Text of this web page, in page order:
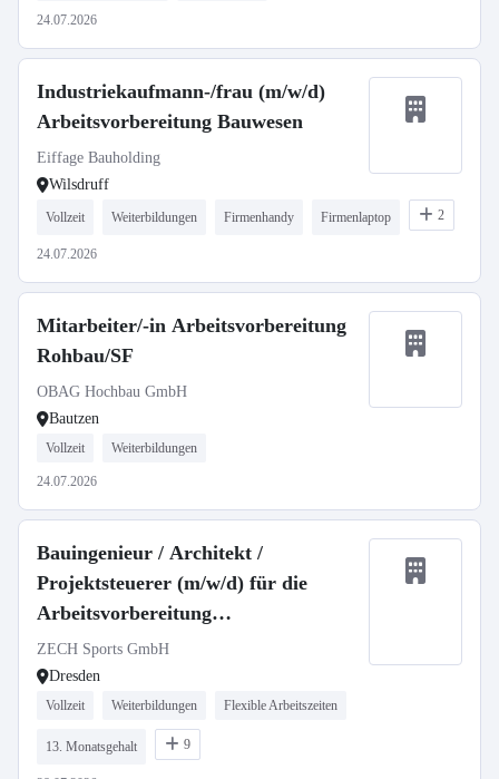
24.07.2026
Industriekaufmann-/frau (m/w/d)
Arbeitsvorbereitung Bauwesen
Eiffage Bauholding
Wilsdruff
Vollzeit Weiterbildungen Firmenhandy Firmenlaptop 2
24.07.2026
Mitarbeiter/-in Arbeitsvorbereitung
Rohbau/SF
OBAG Hochbau GmbH
Bautzen
Vollzeit Weiterbildungen
24.07.2026
Bauingenieur / Architekt /
Projektsteuerer (m/w/d) für die
Arbeitsvorbereitung
Terminplanung/-controlling
ZECH Sports GmbH
Dresden
Vollzeit Weiterbildungen Flexible Arbeitszeiten
13. Monatsgehalt 9